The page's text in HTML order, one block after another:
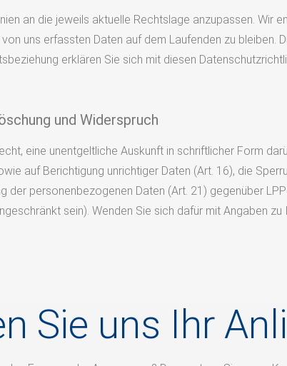
an die jeweils aktuelle Rechtslage anzupassen. Wir
uns erfassten Daten auf dem Laufenden zu bleiben.
erklären Sie sich mit diesen
und Widerspruch
eine unentgeltliche Auskunft in schriftlicher Form
auf Berichtigung unrichtiger Daten (Art. 16), die
der personenbezogenen Daten (Art. 21) gegenüber
sein). Wenden Sie sich dafür mit Angaben
Sie uns Ihr